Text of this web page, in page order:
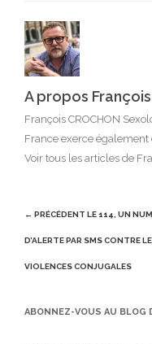
A propos François
François CROCHON
France exerce
Voir tous les articles de
Post
navigation
← PRÉCÉDENT LE 114, UN
D’ALERTE PAR SMS CONTRE
VIOLENCES CONJUGALES
ABONNEZ-VOUS AU BLOG